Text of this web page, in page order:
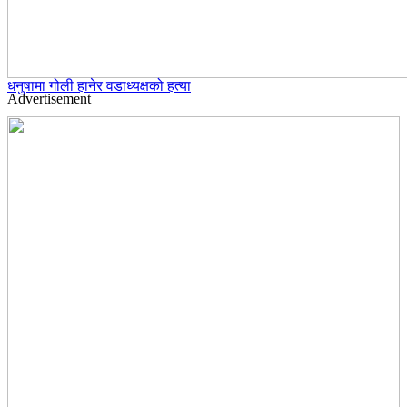
धनुषामा गोली हानेर वडाध्यक्षको हत्या
Advertisement